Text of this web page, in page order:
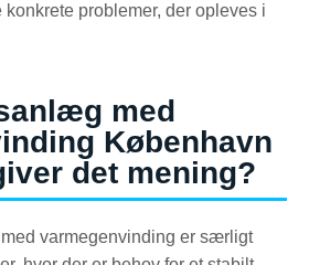
konkrete problemer, der opleves i
med
København
det mening?
varmegenvinding er særligt